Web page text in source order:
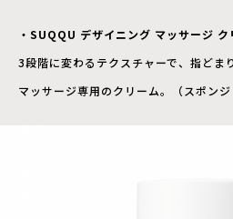
・SUQQU デザイニング マッサージ
3段階に変わるテクスチャーで、指どま
マッサージ専用のクリーム。（スポンジ